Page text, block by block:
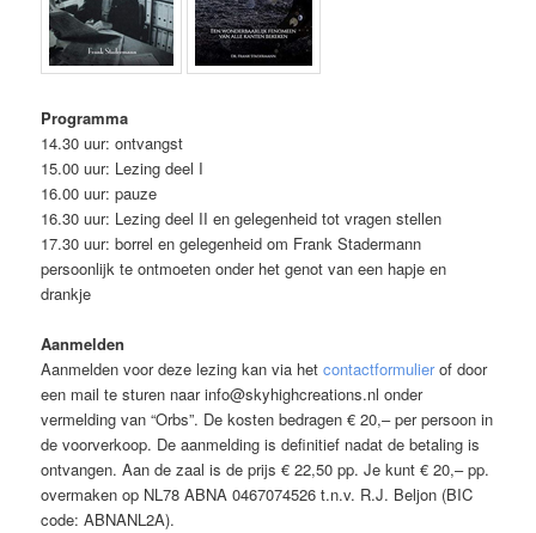
Programma
14.30 uur: ontvangst
15.00 uur: Lezing deel I
16.00 uur: pauze
16.30 uur: Lezing deel II en gelegenheid tot vragen stellen
17.30 uur: borrel en gelegenheid om Frank Stadermann
persoonlijk te ontmoeten onder het genot van een hapje en
drankje
Aanmelden
Aanmelden voor deze lezing kan via hetcontactformulierof door
een mail te sturen naar info@skyhighcreations.nl onder
vermelding van “Orbs”. De kosten bedragen € 20,– per persoon in
de voorverkoop. De aanmelding is definitief nadat de betaling is
ontvangen. Aan de zaal is de prijs € 22,50 pp. Je kunt € 20,– pp.
overmaken op NL78 ABNA 0467074526 t.n.v. R.J. Beljon (BIC
code: ABNANL2A).